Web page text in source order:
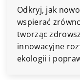
Odkryj, jak
wspierać
tworząc
innowacyjne
ekologii i